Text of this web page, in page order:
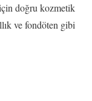
doğru kozmetik
ve fondöten gibi